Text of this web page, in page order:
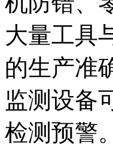
大量工具
的生产准
监测设备
检测预警